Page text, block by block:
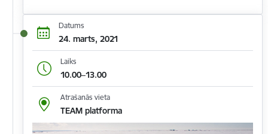
Datums
24. marts, 2021
Laiks
10.00–13.00
Atrašanās vieta
TEAM platforma